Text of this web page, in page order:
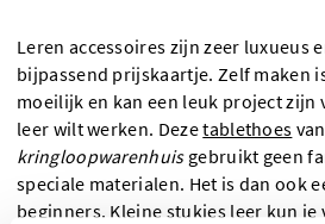
Leren accessoires zijn zeer luxueus
bijpassend prijskaartje. Zelf maken
moeilijk en kan een leuk project zijn
leer wilt werken. Dezetablethoes van
kringloopwarenhuis gebruikt geen
speciale materialen. Het is dan ook
beginners. Kleine stukjes leer kun je